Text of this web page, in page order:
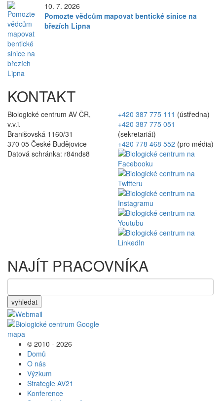
10. 7. 2026
Pomozte vědcům mapovat bentické sinice na
březích Lipna
KONTAKT
Biologické centrum AV ČR,
v.v.i.
Branišovská 1160/31
370 05 České Budějovice
Datová schránka: r84nds8
+420 387 775 111 (ústředna)
+420 387 775 051
(sekretariát)
+420 778 468 552 (pro média)
NAJÍT PRACOVNÍKA
vyhledat
© 2010 - 2026
Domů
O nás
Výzkum
Strategie AV21
Konference